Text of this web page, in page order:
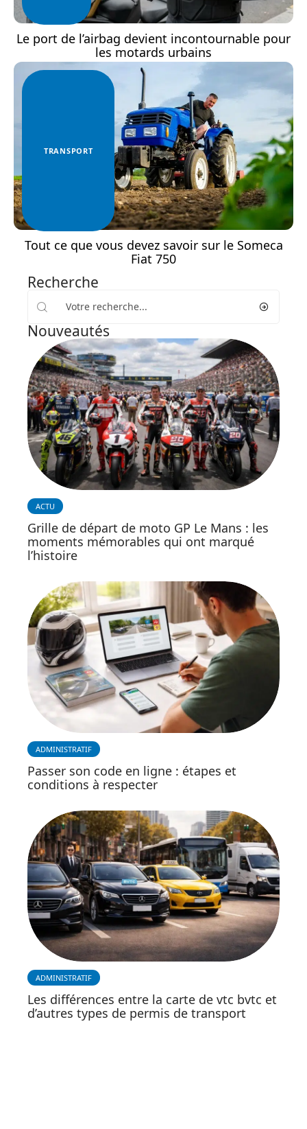
Le port de l’airbag devient incontournable pour
les motards urbains
TRANSPORT
Tout ce que vous devez savoir sur le Someca
Fiat 750
Recherche
Nouveautés
ACTU
Grille de départ de moto GP Le Mans : les
moments mémorables qui ont marqué
l’histoire
ADMINISTRATIF
Passer son code en ligne : étapes et
conditions à respecter
ADMINISTRATIF
Les différences entre la carte de vtc bvtc et
d’autres types de permis de transport